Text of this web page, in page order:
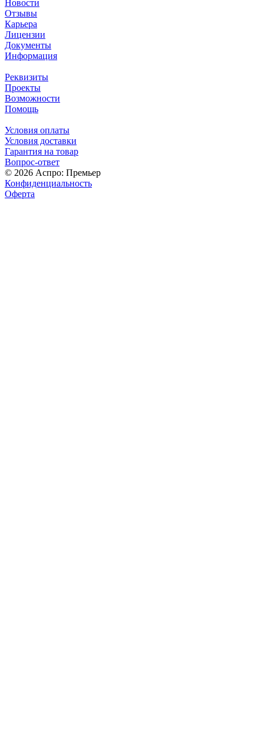
Новости
Отзывы
Карьера
Лицензии
Документы
Информация
Реквизиты
Проекты
Возможности
Помощь
Условия оплаты
Условия доставки
Гарантия на товар
Вопрос-ответ
© 2026 Аспро: Премьер
Конфиденциальность
Оферта